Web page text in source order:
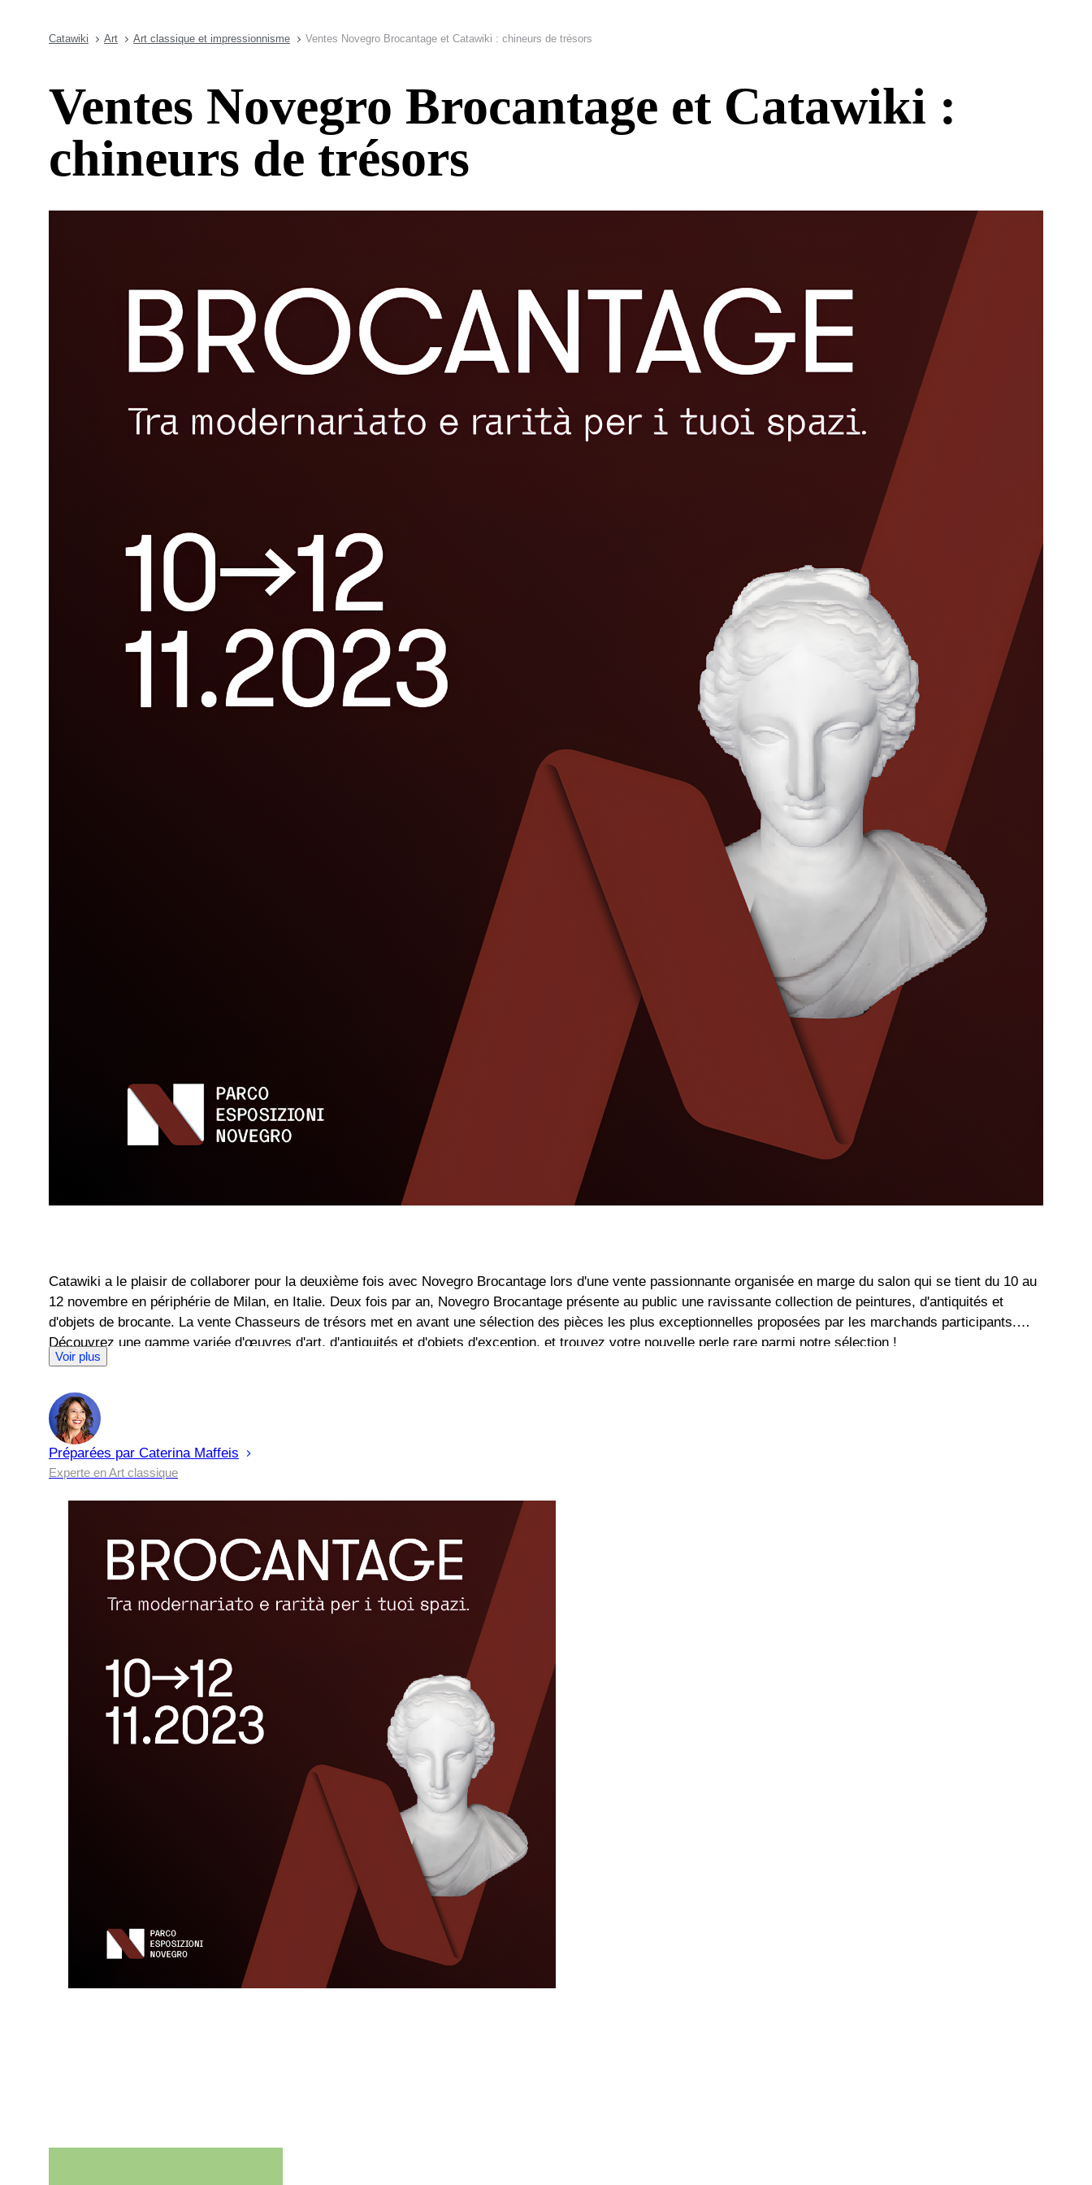
Catawiki Art Art classique et impressionnisme Ventes Novegro Brocantage et Catawiki : chineurs de trésors
Ventes Novegro Brocantage et Catawiki :
chineurs de trésors
Catawiki a le plaisir de collaborer pour la deuxième fois avec Novegro Brocantage lors d'une vente passionnante organisée en marge du salon qui se tient du 10 au
12 novembre en périphérie de Milan, en Italie. Deux fois par an, Novegro Brocantage présente au public une ravissante collection de peintures, d'antiquités et
d'objets de brocante. La vente Chasseurs de trésors met en avant une sélection des pièces les plus exceptionnelles proposées par les marchands participants.
Découvrez une gamme variée d'œuvres d'art, d'antiquités et d'objets d'exception, et trouvez votre nouvelle perle rare parmi notre sélection !
Voir plus
Préparées par Caterina Maffeis
Experte en Art classique